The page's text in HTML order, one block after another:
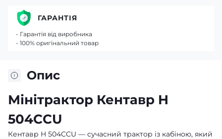
Опис
Мінітрактор Кентавр H
504CCU
Кентавр H 504CCU — сучасний трактор із кабіною, який
ГАРАНТІЯ
- Гарантія від виробника
- 100% оригінальний товар